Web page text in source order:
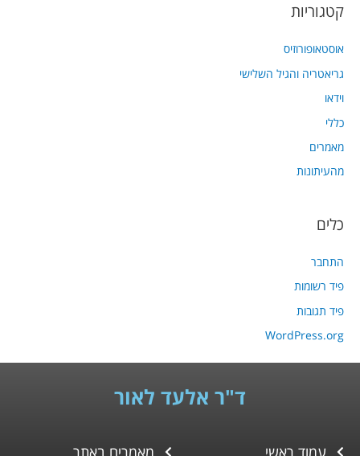
קטגוריות
אוסטאופורוזיס
גריאטריה והגיל השלישי
וידאו
כללי
מאמרים
מהעיתונות
כלים
התחבר
פיד רשומות
פיד תגובות
WordPress.org
ד"ר אלעד לאור
עמוד ראשי מאמרים באתר